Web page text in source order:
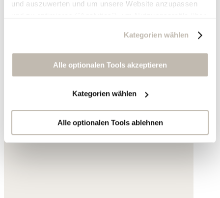
und auszuwerten und um unsere Website anzupassen
zu erstellen, um personalisierte Werbung auszuliefern,
Sie erneut mit Werbung anzusprechen sowie um unsere
Werbekampagnen auszuwerten ("Marketing").
Ihre Daten werden mit Dienstanbietern geteilt, die wir in
der Datenschutzerklärung genauer auflisten oder wenn
Sie auf "Kategorien wählen" klicken.
Indem Sie auf "Alle optionalen Tools akzeptieren" klicken,
Kategorien wählen
Alle optionalen Tools akzeptieren
Kategorien wählen
Alle optionalen Tools ablehnen